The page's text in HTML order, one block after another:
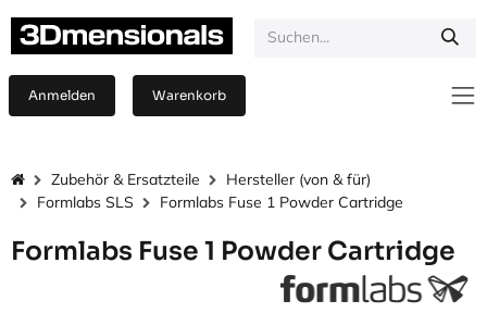
Anmelden Warenkorb
Zubehör & Ersatzteile
Hersteller (von & für)
Formlabs SLS
Formlabs Fuse 1 Powder Cartridge
Formlabs Fuse 1 Powder Cartridge